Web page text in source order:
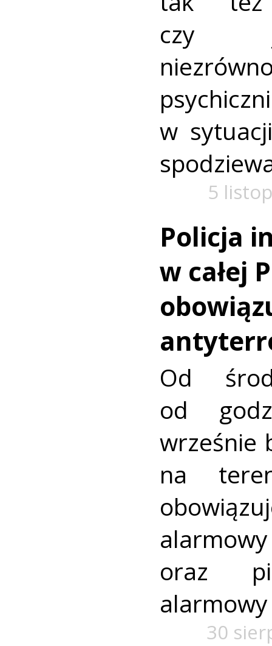
czy
w
5
Policja
w całej
Od
od
wrześnie
na
oraz
alarmowy
30